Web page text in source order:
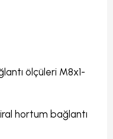
ölçüleri M8x1-
hortum bağlantı